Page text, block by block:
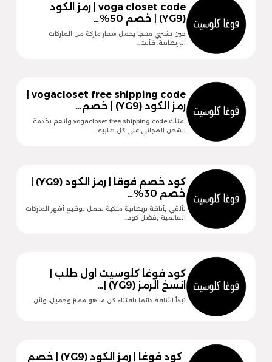
voga closet code | رمز الكود
(YG9) | خصم 50%…
حين تشتري منتجا يحمل شعار ماركة من الماركات
البريطانية، فأنت…
رمز الكود (YG9) | خصم…
امتلك vogacloset free shipping code وانعم بخدمة
الشحن المجاني على كل طلبية…
كود خصم فوقا | رمز الكود (YG9) |
خصم 30%…
تألقي بأناقة بريطانية ملكية تحمل توقيع أشهر الماركات
العالمية بفضل كود…
كود فوغا كلوسيت اول طلب |
انسخ الرمز (YG9) |…
تبدأ الأناقة دائما باقتناء كل ما هو مميز وجميل، ولأن…
كود فوغا | رمز الكود (YG9) | خصم